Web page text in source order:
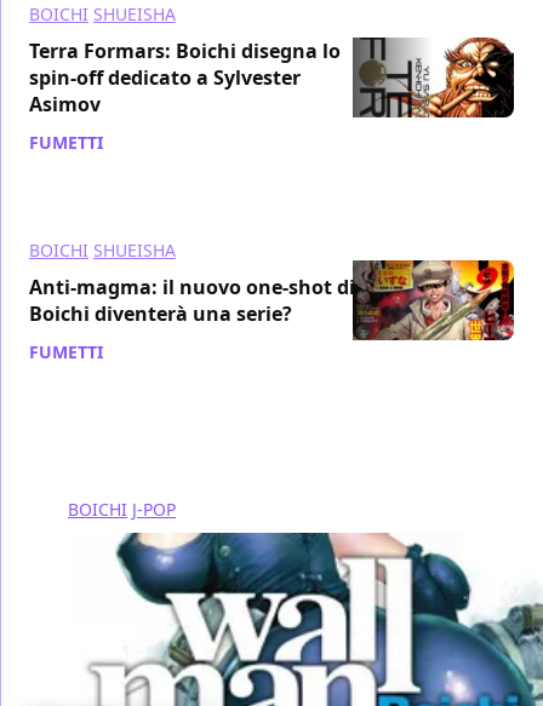
BOICHI SHUEISHA
Terra Formars: Boichi disegna lo
spin-off dedicato a Sylvester
Asimov
FUMETTI
BOICHI SHUEISHA
Anti-magma: il nuovo one-shot di
Boichi diventerà una serie?
FUMETTI
BOICHI J-POP